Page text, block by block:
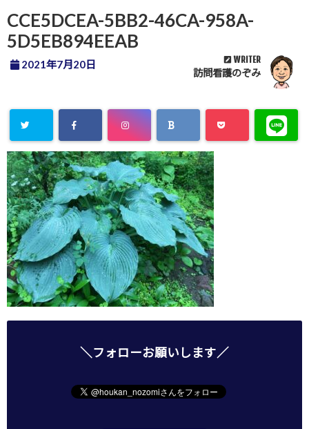
CCE5DCEA-5BB2-46CA-958A-
5D5EB894EEAB
2021年7月20日 WRITER
訪問看護のぞみ
＼フォローお願いします／